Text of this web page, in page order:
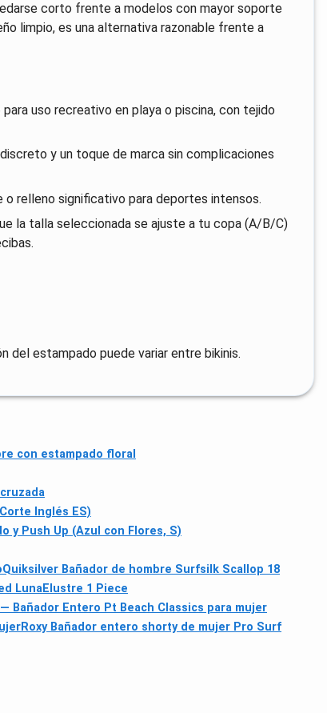
corto frente a modelos con mayor soporte
limpio, es una alternativa razonable frente a
uso recreativo en playa o piscina, con tejido
y un toque de marca sin complicaciones
relleno significativo para deportes intensos.
la talla seleccionada se ajuste a tu copa (A/B/C)
del estampado puede variar entre bikinis.
con estampado floral
Inglés ES)
y Push Up (Azul con Flores, S)
Quiksilver Bañador de hombre Surfsilk Scallop 18
LunaElustre 1 Piece
— Bañador Entero Pt Beach Classics para mujer
Roxy Bañador entero shorty de mujer Pro Surf